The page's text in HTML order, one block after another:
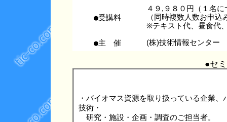
●受講料
４９,９８０円（１名に
（同時複数人数お申
※テキスト代、昼食代
●主 催 (株)技術情報センター
●セ
・バイオマス資源を取り扱っている企業
技術・
研究・施設・企画・調査のご担当者。